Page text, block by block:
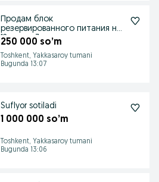
Продам блок
резервированного питания на
12 вольт, 3 ампера.
250 000 so’m
Toshkent, Yakkasaroy tumani
Bugunda 13:07
Suflyor sotiladi
1 000 000 so’m
Toshkent, Yakkasaroy tumani
Bugunda 13:06